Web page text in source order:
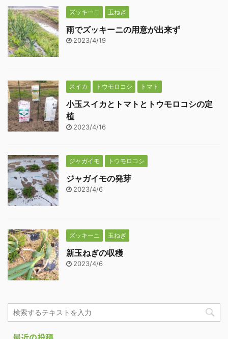
ズッキーニ 玉ねぎ
雨でズッキーニの用意が出来ず
2023/4/19
スイカ トウモロコシ トマト
小玉スイカとトマトとトウモロコシの定
植
2023/4/16
ジャガイモ トウモロコシ
ジャガイモの発芽
2023/4/6
ズッキーニ 玉ねぎ
新玉ねぎの収穫
2023/4/6